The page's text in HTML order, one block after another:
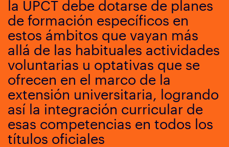
la UPCT debe dotarse de planes
de formación específicos en
estos ámbitos que vayan más
allá de las habituales actividades
voluntarias u optativas que se
ofrecen en el marco de la
extensión universitaria, logrando
así la integración curricular de
esas competencias en todos los
títulos oficiales